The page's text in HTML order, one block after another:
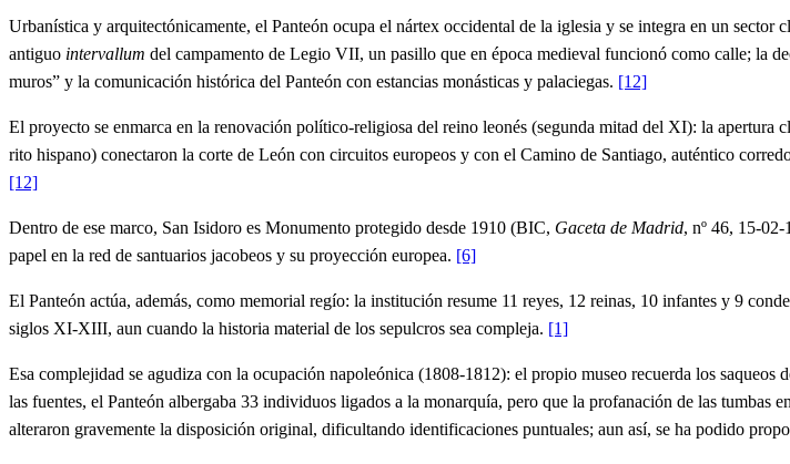
Urbanística y arquitectónicamente, el Panteón ocupa el nártex occidental de la iglesia y se integra en un
antiguo intervallum del campamento de Legio VII, un pasillo que en época medieval funcionó como calle; la
muros” y la comunicación histórica del Panteón con estancias monásticas y palaciegas. [12]
El proyecto se enmarca en la renovación político-religiosa del reino leonés (segunda mitad del XI): la
rito hispano) conectaron la corte de León con circuitos europeos y con el Camino de Santiago, auténtico
[12]
Dentro de ese marco, San Isidoro es Monumento protegido desde 1910 (BIC, Gaceta de Madrid, nº 46,
papel en la red de santuarios jacobeos y su proyección europea. [6]
El Panteón actúa, además, como memorial regío: la institución resume 11 reyes, 12 reinas, 10 infantes y 9
siglos XI‑XIII, aun cuando la historia material de los sepulcros sea compleja. [1]
Esa complejidad se agudiza con la ocupación napoleónica (1808‑1812): el propio museo recuerda los
las fuentes, el Panteón albergaba 33 individuos ligados a la monarquía, pero que la profanación de las tumbas
alteraron gravemente la disposición original, dificultando identificaciones puntuales; aun así, se ha podido